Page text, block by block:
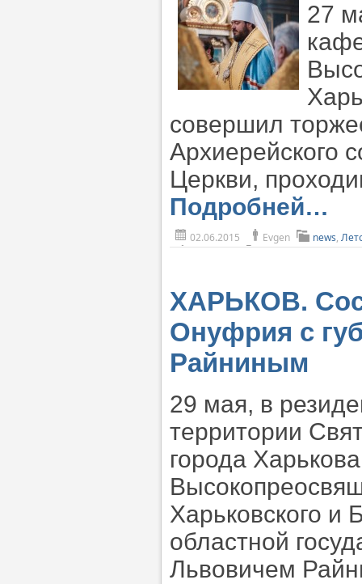
27
совершил
Архиерейского
Церкви,
Подробней…
02.06.2015 Evgen news,
ХАРЬКОВ.
Онуфрия с
Райниным
29 мая, в
территории
города
Харьковского и
областной
Львовичем